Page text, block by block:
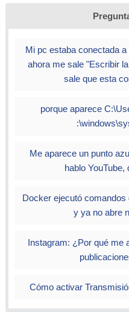
Mi pc estaba conectada
ahora me sale "Escribir
sale que esta
porque aparece
Me aparece un punto
hablo YouTube,
Docker ejecutó
y ya no abre
Instagram: ¿Por qué me
Cómo activar